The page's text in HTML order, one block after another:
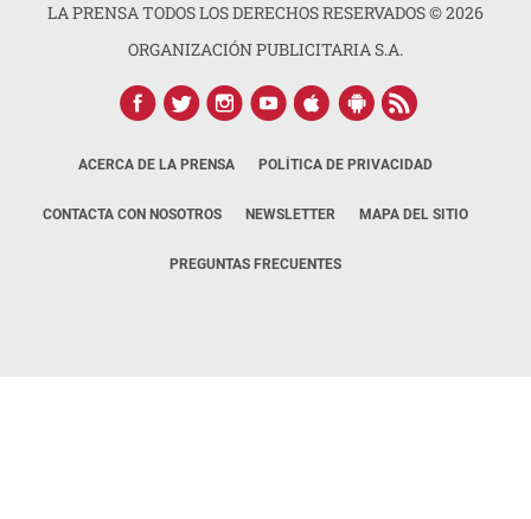
LA PRENSA TODOS LOS DERECHOS RESERVADOS ©2026
ORGANIZACIÓN PUBLICITARIA S.A.
ACERCA DE LA PRENSA POLÍTICA DE PRIVACIDAD
CONTACTA CON NOSOTROS NEWSLETTER MAPA DEL SITIO
PREGUNTAS FRECUENTES